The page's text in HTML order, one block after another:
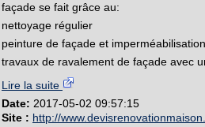
façade se fait grâce au:
nettoyage régulier
peinture de façade et imperméabilisation
travaux de ravalement de façade avec
Lire la suite
Date: 2017-05-02 09:57:15
Site : http://